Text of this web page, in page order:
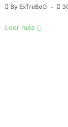
By ExTreBeO
Leer más